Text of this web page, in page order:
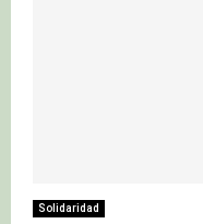
Solidaridad